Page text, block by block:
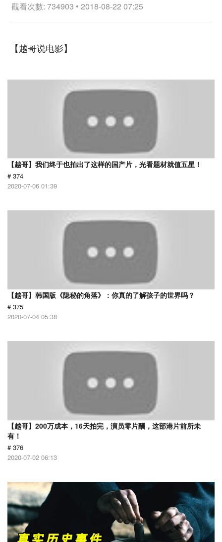
觀看次數: 734903 • 2018-08-22 07:25
【越哥说电影】
【越哥】我们终于也拍出了这样的国产片，光看题材就值五星！
# 374
2020-07-06 01:39
【越哥】韩国版《隐秘的角落》：你真的了解孩子的世界吗？
# 375
2020-07-04 05:38
【越哥】200万成本，16天拍完，演员零片酬，这部港片前所未
有！
# 376
2020-07-02 06:13